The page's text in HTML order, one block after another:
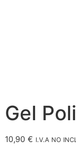
Gel
10,90 € I.V.A NO